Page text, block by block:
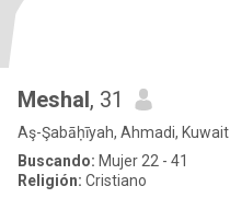
Meshal, 31
Aş-Şabāḥīyah, Ahmadi, Kuwait
Buscando: Mujer 22 - 41
Religión: Cristiano